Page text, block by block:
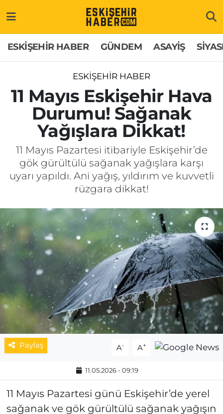
ESKİŞEHİR HABER GÜNDEM ASAYİŞ
ESKİŞEHİR HABER
11 Mayıs Eskişehir Hava
Durumu! Sağanak
Yağışlara Dikkat!
11 Mayıs Pazartesi itibariyle Eskişehir’de
gök gürültülü sağanak yağışlara karşı
uyarı yapıldı. Ani yağış, yıldırım ve kuvvetli
rüzgara dikkat!
Paylaş A- A+
11.05.2026 - 09:19
11 Mayıs Pazartesi günü Eskişehir’de yerel
sağanak ve gök gürültülü sağanak yağışın
GÜNDEM
ASAYİŞ
SİYASET
EKONOMİ
SAĞLIK
SPOR
MAGAZİN
ESKİŞEHİRSPOR
Hakkımızda
İletişim
Künye
Odunpazarı Trafik Yoğunluk Haritası
Süper Lig Puan Durumu ve Fikstür
Tüm Manşetler
Son Dakika Haberleri
Haber Arşivi